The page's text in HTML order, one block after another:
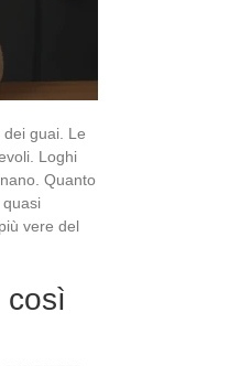
guai. Le
Loghi
Quanto
vere del
così